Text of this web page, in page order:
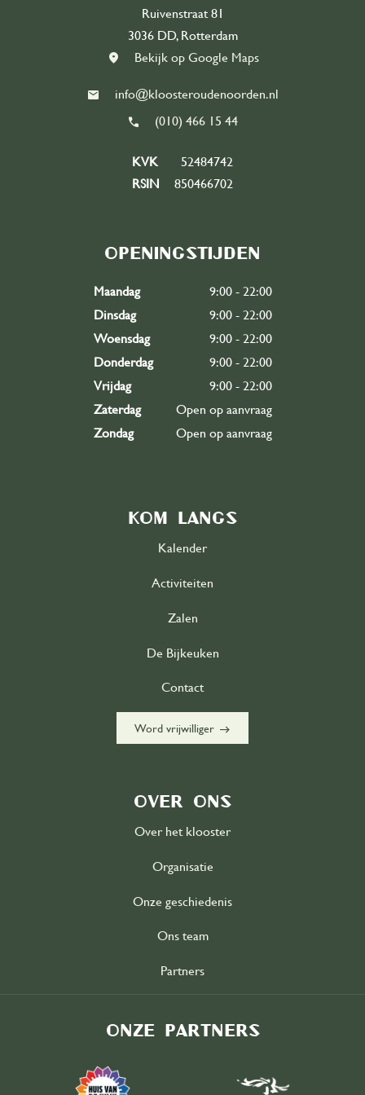
Ruivenstraat 81
3036 DD, Rotterdam
Bekijk op Google Maps
info@kloosteroudenoorden.nl
(010) 466 15 44
KVK
52484742
RSIN
850466702
Openingstijden
Maandag
9:00 - 22:00
Dinsdag
9:00 - 22:00
Woensdag
9:00 - 22:00
Donderdag
9:00 - 22:00
Vrijdag
9:00 - 22:00
Zaterdag
Open op aanvraag
Zondag
Open op aanvraag
Kom langs
Kalender
Activiteiten
Zalen
De Bijkeuken
Contact
Word vrijwilliger east
Over ons
Over het klooster
Organisatie
Onze geschiedenis
Ons team
Partners
Onze partners